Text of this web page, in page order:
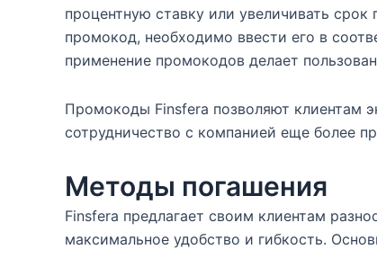
процентную ставку или увеличивать
промокод, необходимо ввести его в
применение промокодов делает
Промокоды Finsfera позволяют клиентам
сотрудничество с компанией еще более
Методы погашения
Finsfera предлагает своим клиентам
максимальное удобство и гибкость.